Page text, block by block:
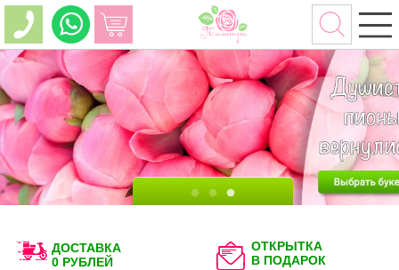
ДОСТАВКА
0 РУБЛЕЙ
ОТКРЫТКА
В ПОДАРОК